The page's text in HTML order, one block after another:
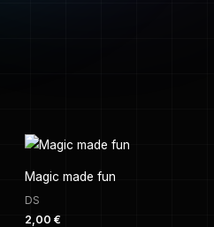
Magic made fun
DS
2,00 €